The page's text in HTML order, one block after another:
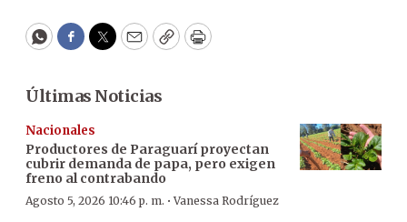
WhatsApp
Facebook
Twitter
EmailCopyPrint
Últimas Noticias
Nacionales
Productores de Paraguarí proyectan
cubrir demanda de papa, pero exigen
freno al contrabando
Agosto 5, 2026 10:46 p. m. ·Vanessa Rodríguez